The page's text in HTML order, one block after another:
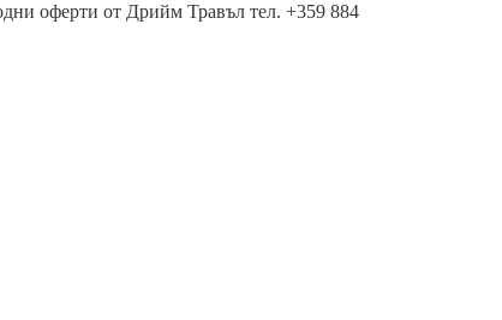
оферти от Дрийм Травъл тел. +359 884